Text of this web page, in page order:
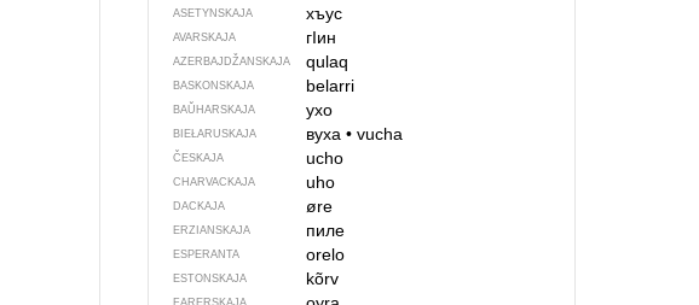
ASETYNSKAJA хъус
AVARSKAJA гІин
AZERBAJDŽAN­SKAJA qulaq
BASKONSKAJA belarri
BAŬHARSKAJA ухо
BIEŁARUSKAJA вуха• vucha
ČESKAJA ucho
CHARVACKAJA uho
DACKAJA øre
ERZIANSKAJA пиле
ESPERANTA orelo
ESTONSKAJA kõrv
FARERSKAJA